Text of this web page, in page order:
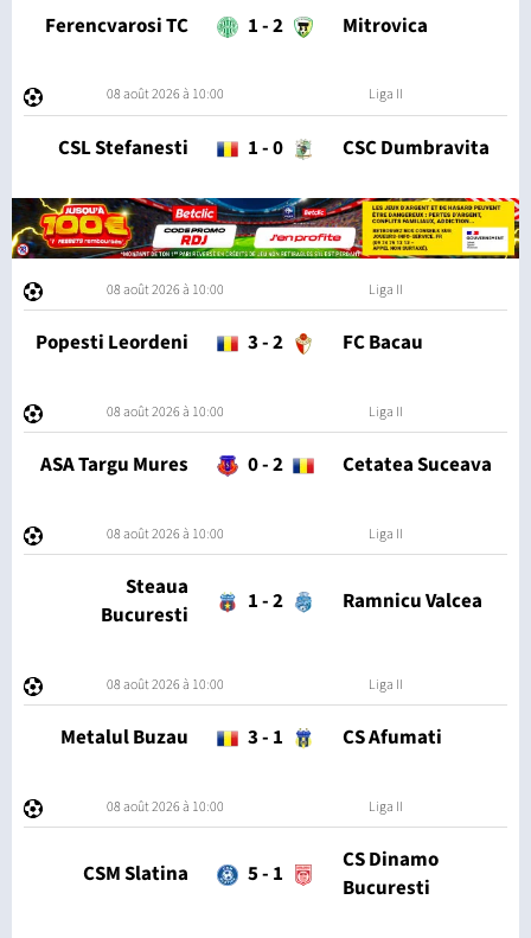
Ferencvarosi TC 1-2 Mitrovica
08 août 2026 à 10:00 Liga II
CSL Stefanesti 1-0 CSC Dumbravita
08 août 2026 à 10:00 Liga II
Popesti Leordeni 3-2 FC Bacau
08 août 2026 à 10:00 Liga II
ASA Targu Mures 0-2 Cetatea Suceava
08 août 2026 à 10:00 Liga II
Steaua
Bucuresti
1-2 Ramnicu Valcea
08 août 2026 à 10:00 Liga II
Metalul Buzau 3- 1 CS Afumati
08 août 2026 à 10:00 Liga II
CSM Slatina 5- 1
CS Dinamo
Bucuresti